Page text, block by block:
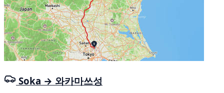
Soka → 와카마쓰성